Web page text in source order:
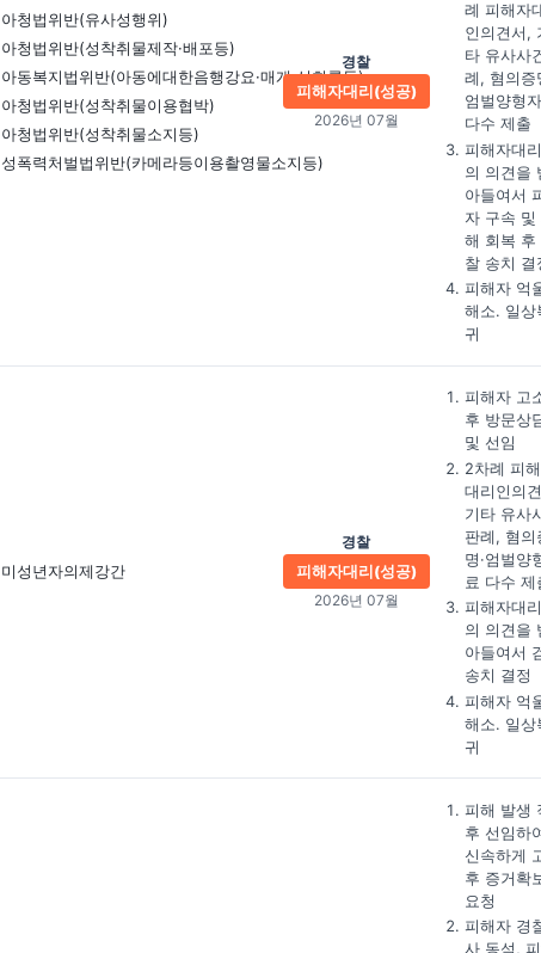
아청법위반(유사성행위)
아청법위반(성착취물제작·배포등)
아동복지법위반(아동에대한음행강요·매개·성희롱등)
아청법위반(성착취물이용협박)
아청법위반(성착취물소지등)
성폭력처벌법위반(카메라등이용촬영물소지등)
경찰
피해자대리(성공)
2026년 07월
례 피해자
인의견서,
타 유사사
례, 혐의증
엄벌양형
다수 제출
피해자대
의 의견을
아들여서
자 구속 및
해 회복 후
찰 송치 결
피해자 억
해소. 일상
귀
미성년자의제강간
경찰
피해자대리(성공)
2026년 07월
피해자 고
후 방문상
및 선임
2차례 피
대리인의
기타 유사
판례, 혐의
명·엄벌양
료 다수 제
피해자대
의 의견을
아들여서
송치 결정
피해자 억
해소. 일상
귀
피해 발생
후 선임하
신속하게
후 증거확
요청
피해자 경
사 동석,